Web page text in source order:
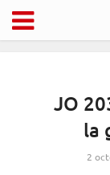
JO
la
2